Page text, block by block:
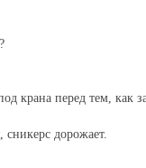
крана перед тем, как
сникерс дорожает.